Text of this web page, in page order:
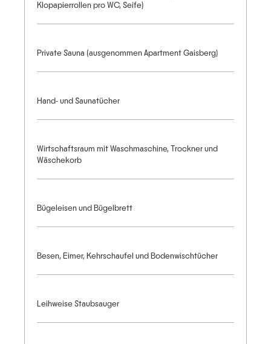
Klopapierrollen pro WC, Seife)
Private Sauna (ausgenommen Apartment Gaisberg)
Hand- und Saunatücher
Wirtschaftsraum mit Waschmaschine, Trockner und
Wäschekorb
Bügeleisen und Bügelbrett
Besen, Eimer, Kehrschaufel und Bodenwischtücher
Leihweise Staubsauger